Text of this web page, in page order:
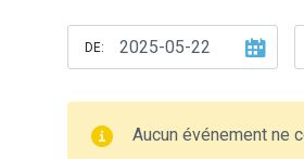
DE:
Aucun événement ne